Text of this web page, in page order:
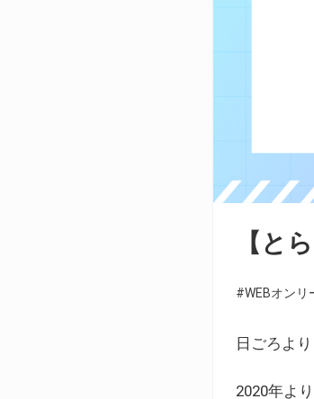
【と
#WEBオンリ
日ごろよ
2020年よ